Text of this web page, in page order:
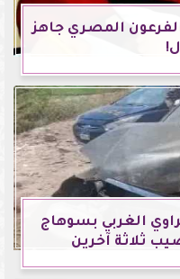
المصري جاهز
الغربي بسوهاج
ثلاثة آخرين